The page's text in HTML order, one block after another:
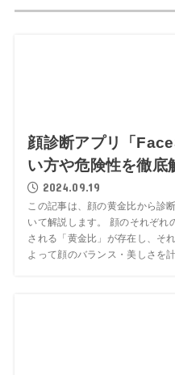
顔診断アプリ「
い方や危険性を徹底
2024.09.19
この記事は、顔の黄金比から診
いて解説します。 顔のそれぞれ
される「黄金比」が存在し、そ
よって顔のバランス・美しさを計